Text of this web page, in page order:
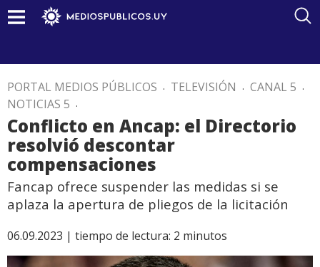
PORTAL MEDIOS PÚBLICOS . TELEVISIÓN . CANAL 5 .
NOTICIAS 5 .
Conflicto en Ancap: el Directorio
resolvió descontar
compensaciones
Fancap ofrece suspender las medidas si se
aplaza la apertura de pliegos de la licitación
06.09.2023 | tiempo de lectura: 2 minutos